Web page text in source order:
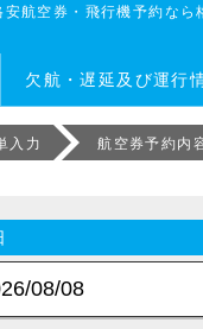
航空券・飛行機予約なら
欠航・遅延及び運行
入力 航空券予約内